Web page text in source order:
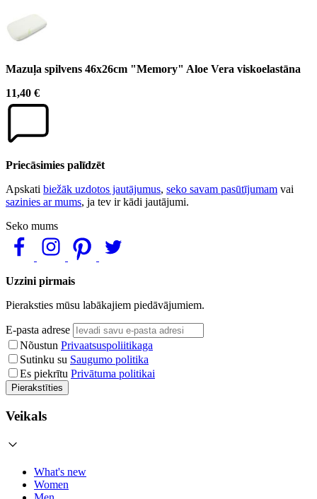
Mazuļa spilvens 46x26cm "Memory" Aloe Vera viskoelastāna
11,40 €
Priecāsimies palīdzēt
Apskati biežāk uzdotos jautājumus, seko savam pasūtījumam vai
sazinies ar mums, ja tev ir kādi jautājumi.
Seko mums
Uzzini pirmais
Pieraksties mūsu labākajiem piedāvājumiem.
E-pasta adrese
Nõustun Privaatsuspoliitikaga
Sutinku su Saugumo politika
Es piekrītu Privātuma politikai
Pierakstīties
Veikals
What's new
Women